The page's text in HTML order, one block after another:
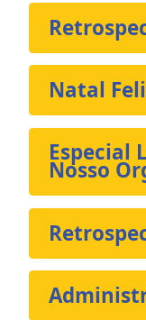
Natal
Especial
Nosso